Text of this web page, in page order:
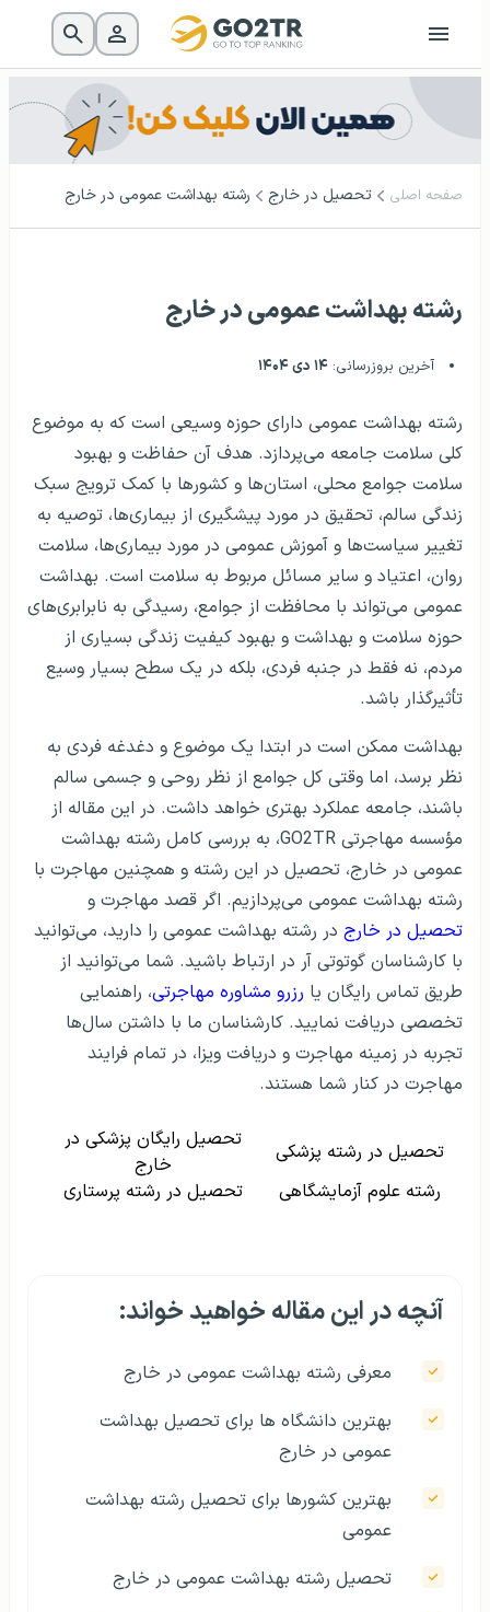
صفحه اصلی تحصیل در خارج رشته بهداشت عمومی در خارج
رشته بهداشت عمومی در خارج
آخرین بروزرسانی: ۱۴ دی ۱۴۰۴
رشته بهداشت عمومی دارای حوزه وسیعی است که به موضوع
کلی سلامت جامعه می‌پردازد. هدف آن حفاظت و بهبود
سلامت جوامع محلی، استان‌ها و کشورها با کمک ترویج سبک
زندگی سالم، تحقیق در مورد پیشگیری از بیماری‌ها، توصیه به
تغییر سیاست‌ها و آموزش عمومی در مورد بیماری‌ها، سلامت
روان، اعتیاد و سایر مسائل مربوط به سلامت است. بهداشت
عمومی می‌تواند با محافظت از جوامع، رسیدگی به نابرابری‌های
حوزه سلامت و بهداشت و بهبود کیفیت زندگی بسیاری از
مردم، نه فقط در جنبه فردی، بلکه در یک سطح بسیار وسیع
تأثیرگذار باشد.
بهداشت ممکن است در ابتدا یک موضوع و دغدغه فردی به
نظر برسد، اما وقتی کل جوامع از نظر روحی و جسمی سالم
باشند، جامعه عملکرد بهتری خواهد داشت. در این مقاله از
مؤسسه مهاجرتی GO2TR، به بررسی کامل رشته بهداشت
عمومی در خارج، تحصیل در این رشته و همچنین مهاجرت با
رشته بهداشت عمومی می‌پردازیم. اگر قصد مهاجرت و
تحصیل در خارج در رشته بهداشت عمومی را دارید، می‌توانید
با کارشناسان گوتوتی آر در ارتباط باشید. شما می‌توانید از
طریق تماس رایگان یا رزرو مشاوره مهاجرتی، راهنمایی
تخصصی دریافت نمایید. کارشناسان ما با داشتن سال‌ها
تجربه در زمینه مهاجرت و دریافت ویزا، در تمام فرایند
مهاجرت در کنار شما هستند.
تحصیل در رشته پزشکی
تحصیل رایگان پزشکی در
خارج
رشته علوم آزمایشگاهی
تحصیل در رشته پرستاری
آنچه در این مقاله خواهید خواند:
معرفی رشته بهداشت عمومی در خارج
بهترین دانشگاه ها برای تحصیل بهداشت
عمومی در خارج
بهترین کشورها برای تحصیل رشته بهداشت
عمومی
تحصیل رشته بهداشت عمومی در خارج